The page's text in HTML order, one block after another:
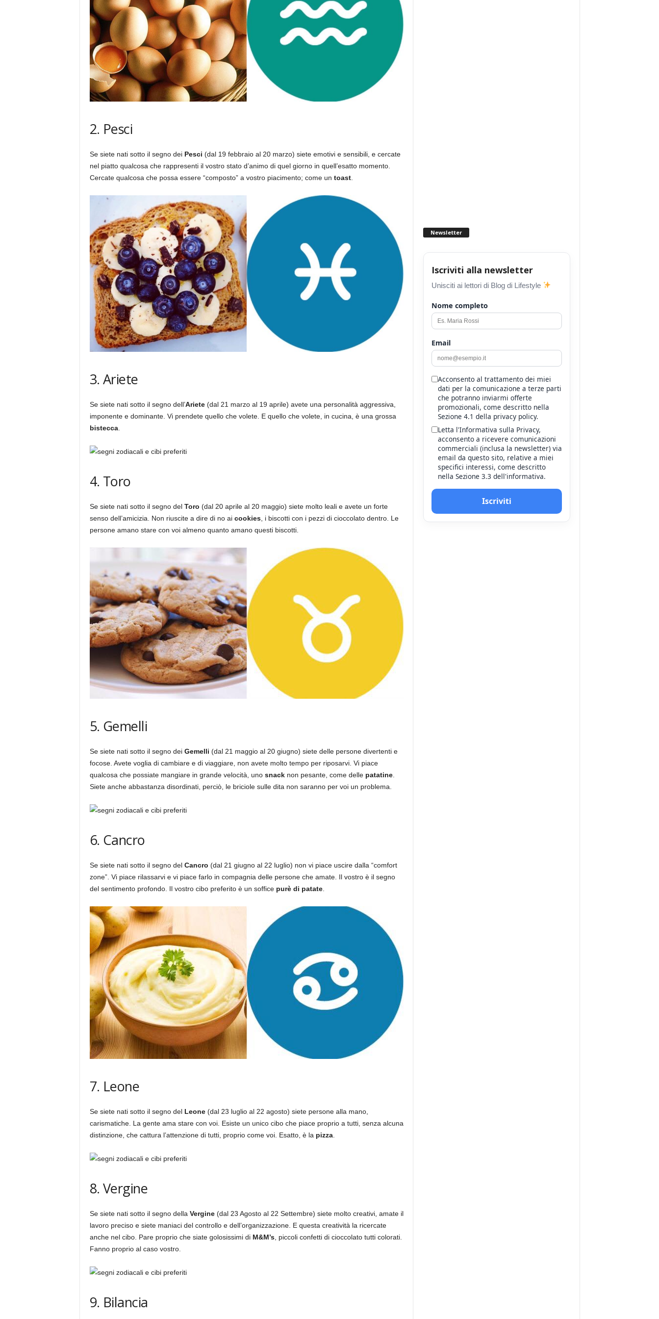
2. Pesci
Se siete nati sotto il segno dei Pesci (dal 19 febbraio al 20 marzo) siete emotivi e sensibili, e cercate
nel piatto qualcosa che rappresenti il vostro stato d’animo di quel giorno in quell’esatto momento.
Cercate qualcosa che possa essere “composto” a vostro piacimento; come un toast.
3. Ariete
Se siete nati sotto il segno dell’Ariete(dal 21 marzo al 19 aprile) avete una personalità aggressiva,
imponente e dominante. Vi prendete quello che volete. E quello che volete, in cucina, è una grossa
bistecca.
4. Toro
Se siete nati sotto il segno del Toro (dal 20 aprile al 20 maggio) siete molto leali e avete un forte
senso dell’amicizia. Non riuscite a dire di no ai cookies, i biscotti con i pezzi di cioccolato dentro. Le
persone amano stare con voi almeno quanto amano questi biscotti.
5. Gemelli
Se siete nati sotto il segno dei Gemelli (dal 21 maggio al 20 giugno) siete delle persone divertenti e
focose. Avete voglia di cambiare e di viaggiare, non avete molto tempo per riposarvi. Vi piace
qualcosa che possiate mangiare in grande velocità, uno snacknon pesante, come delle patatine.
Siete anche abbastanza disordinati, perciò, le briciole sulle dita non saranno per voi un problema.
6. Cancro
Se siete nati sotto il segno del Cancro (dal 21 giugno al 22 luglio) non vi piace uscire dalla “comfort
zone”. Vi piace rilassarvi e vi piace farlo in compagnia delle persone che amate. Il vostro è il segno
del sentimento profondo. Il vostro cibo preferito è un soffice purè di patate.
7. Leone
Se siete nati sotto il segno del Leone(dal 23 luglio al 22 agosto) siete persone alla mano,
carismatiche. La gente ama stare con voi. Esiste un unico cibo che piace proprio a tutti, senza alcuna
distinzione, che cattura l’attenzione di tutti, proprio come voi. Esatto, è la pizza.
8. Vergine
Se siete nati sotto il segno della Vergine(dal 23 Agosto al 22 Settembre) siete molto creativi, amate il
lavoro preciso e siete maniaci del controllo e dell’organizzazione. E questa creatività la ricercate
anche nel cibo. Pare proprio che siate golosissimi di M&M’s, piccoli confetti di cioccolato tutti colorati.
Fanno proprio al caso vostro.
9. Bilancia
Newsletter
Iscriviti alla newsletter
Unisciti ai lettori di Blog di Lifestyle
Nome completo
Email
Acconsento al trattamento dei miei
dati per la comunicazione a terze parti
che potranno inviarmi offerte
promozionali, come descritto nella
Sezione 4.1 della privacy policy.
Letta l'Informativa sulla Privacy,
acconsento a ricevere comunicazioni
commerciali (inclusa la newsletter) via
email da questo sito, relative a miei
specifici interessi, come descritto
nella Sezione 3.3 dell'informativa.
Iscriviti